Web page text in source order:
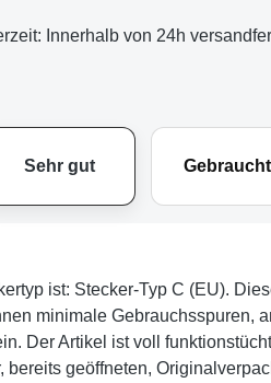
Innerhalb von 24h
nicht verfügbar.)
Sehr gut Gebraucht
ist: Stecker-Typ C (EU).
minimale Gebrauchsspuren,
Der Artikel ist voll
bereits geöffneten,